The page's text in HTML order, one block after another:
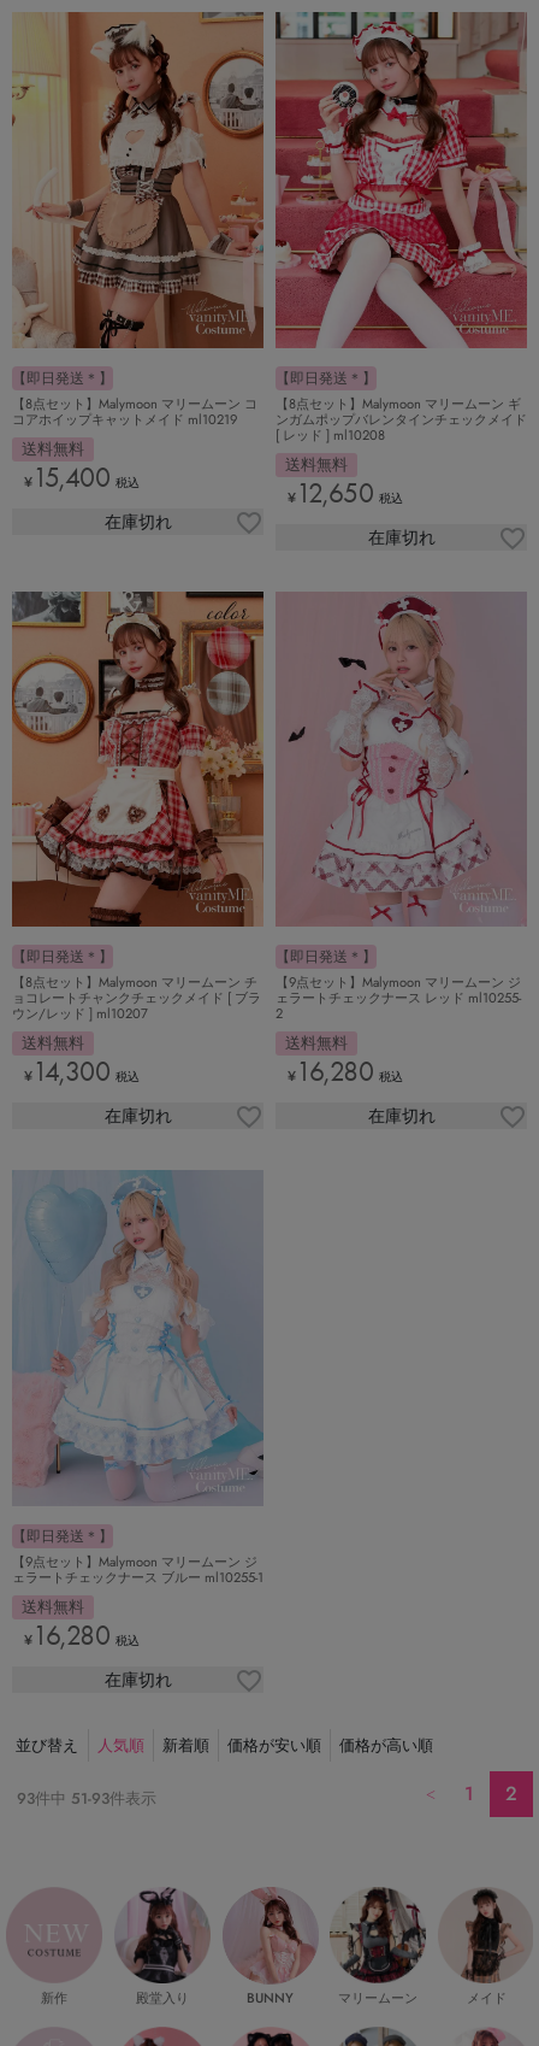
【即日発送＊】
【8点セット】Malymoon マリームーン コ
コアホイップキャットメイド ml10219
送料無料
¥ 15,400 税込
在庫切れ
【即日発送＊】
【8点セット】Malymoon マリームーン ギ
ンガムポップバレンタインチェックメイド
[ レッド ] ml10208
送料無料
¥ 12,650 税込
在庫切れ
【即日発送＊】
【8点セット】Malymoon マリームーン チ
ョコレートチャンクチェックメイド [ ブラ
ウン/レッド ] ml10207
送料無料
¥ 14,300 税込
在庫切れ
【即日発送＊】
【9点セット】Malymoon マリームーン ジ
ェラートチェックナース レッド ml10255-
2
送料無料
¥ 16,280 税込
在庫切れ
【即日発送＊】
【9点セット】Malymoon マリームーン ジ
ェラートチェックナース ブルー ml10255-1
送料無料
¥ 16,280 税込
在庫切れ
並び替え 人気順 新着順 価格が安い順 価格が高い順
93件中 51-93件表示 1 2
新作 殿堂入り BUNNY マリームーン メイド